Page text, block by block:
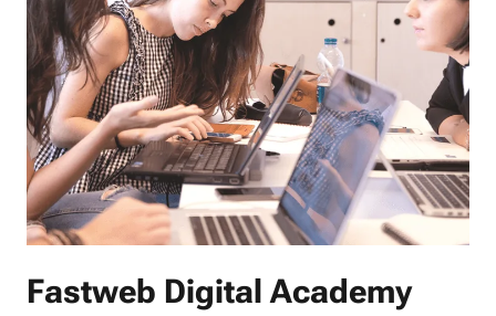
Fastweb Digital Academy